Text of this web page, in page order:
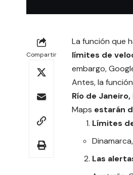
Compartir
La función que
límites de
embargo,
Antes, la
Río de Janeiro,
Maps estarán
Límites
Las